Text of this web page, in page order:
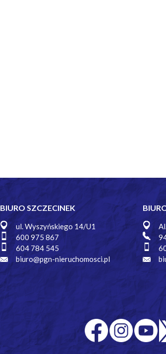
BIURO SZCZECINEK
ul. Wyszyńskiego 14/U1
600 975 867
604 784 545
biuro@pgn-nieruchomosci.pl